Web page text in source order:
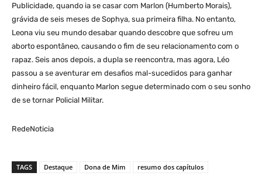
Publicidade, quando ia se casar com Marlon (Humberto Morais),
grávida de seis meses de Sophya, sua primeira filha. No entanto,
Leona viu seu mundo desabar quando descobre que sofreu um
aborto espontâneo, causando o fim de seu relacionamento com o
rapaz. Seis anos depois, a dupla se reencontra, mas agora, Léo
passou a se aventurar em desafios mal-sucedidos para ganhar
dinheiro fácil, enquanto Marlon segue determinado com o seu sonho
de se tornar Policial Militar.
RedeNoticia
TAGS Destaque Dona de Mim resumo dos capítulos